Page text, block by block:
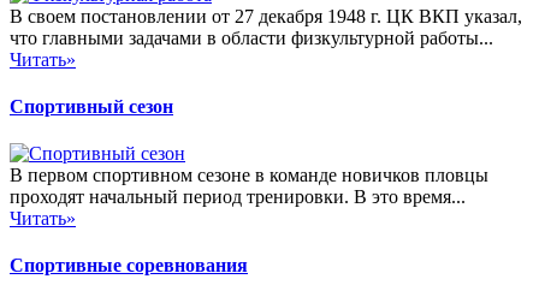
В своем постановлении от 27 декабря 1948 г. ЦК ВКП указал,
что главными задачами в области физкультурной работы...
Читать»
Спортивный сезон
В первом спортивном сезоне в команде новичков пловцы
проходят начальный период тренировки. В это время...
Читать»
Спортивные соревнования